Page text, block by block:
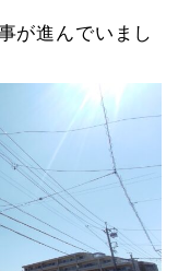
が進んでいまし